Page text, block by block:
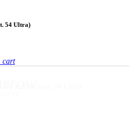
54 Ultra)